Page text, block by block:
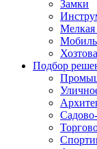
Замки
Мелкая
Подбор